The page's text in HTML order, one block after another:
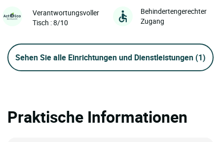
Verantwortungsvoller
Tisch : 8/10
Behindertengerechter
Zugang
Sehen Sie alle Einrichtungen und Dienstleistungen (1)
Praktische Informationen